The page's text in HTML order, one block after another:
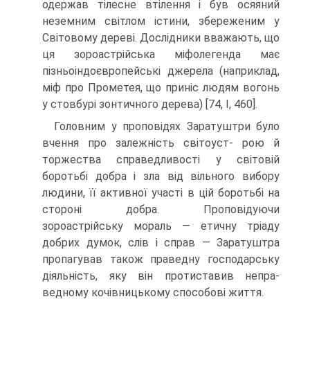
одержав тілесне втілення і був осяяний
неземним світлом істини, збереженим у
Світовому дереві. Дослідники вважають, що
ця зороастрійська міфолегенда має
пізньоіндоєвропейські джерела (наприклад,
міф про Прометея, що приніс людям вогонь
у стовбурі зонтичного дерева) [74, I, 460].
Головним у проповідях Заратуштри було
вчення про залежність світоуст- рою й
торжества справедливості у світовій
боротьбі добра і зла від вільного ви­бору
людини, її активної участі в цій боротьбі на
стороні добра. Проповідуючи
зороастрійську мораль — етичну тріаду
добрих думок, слів і справ — Заратуштра
пропагував також праведну господарську
діяльність, яку він протиставив непра­
ведному кочівницькому способові життя.